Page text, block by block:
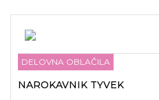
DELOVNA OBLAČILA
NAROKAVNIK TYVEK